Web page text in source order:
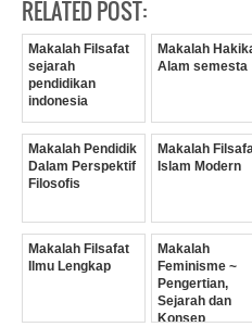
RELATED POST:
Makalah Filsafat
sejarah
pendidikan
indonesia
Makalah
Alam semesta
Makalah Pendidik
Dalam Perspektif
Filosofis
Makalah
Islam Modern
Makalah Filsafat
Ilmu Lengkap
Makalah
Feminisme ~
Pengertian,
Sejarah dan
Konsep